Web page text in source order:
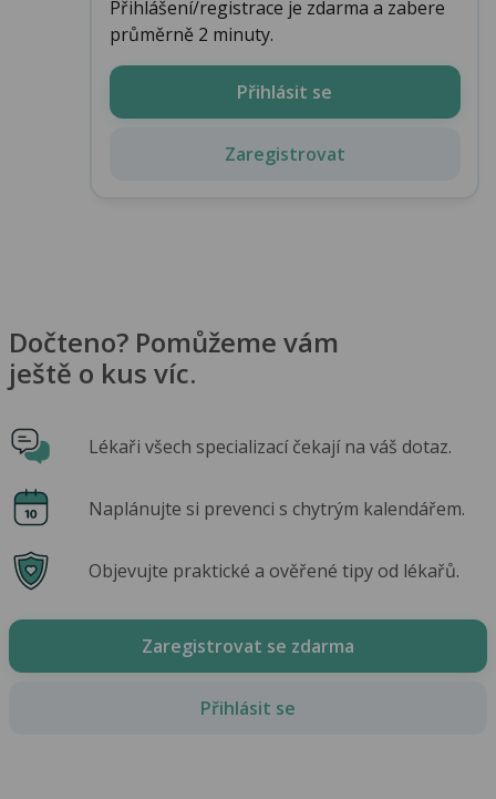
Přihlášení/registrace je zdarma a zabere
průměrně 2 minuty.
Přihlásit se
Zaregistrovat
Dočteno? Pomůžeme vám
ještě o kus víc.
Lékaři všech specializací čekají na váš dotaz.
Naplánujte si prevenci s chytrým kalendářem.
Objevujte praktické a ověřené tipy od lékařů.
Zaregistrovat se zdarma
Přihlásit se